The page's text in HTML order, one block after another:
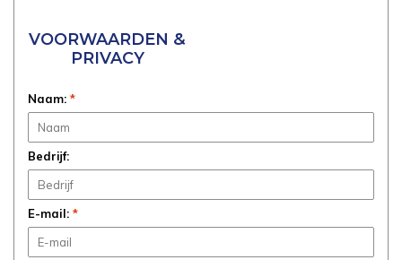
VOORWAARDEN &
PRIVACY
Naam: *
Bedrijf:
E-mail: *